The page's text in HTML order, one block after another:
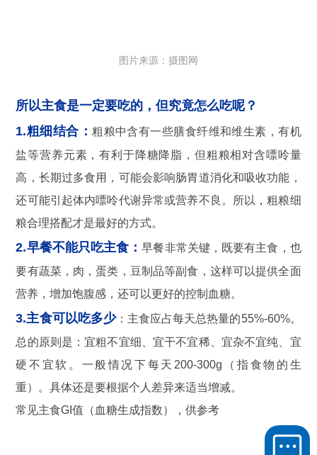
图片来源：摄图网
所以主食是一定要吃的，但究竟怎么吃呢？
1.粗细结合：粗粮中含有一些膳食纤维和维生素，有机
盐等营养元素，有利于降糖降脂，但粗粮相对含嘌呤量
高，长期过多食用，可能会影响肠胃道消化和吸收功能，
还可能引起体内嘌呤代谢异常或营养不良。所以，粗粮细
粮合理搭配才是最好的方式。
2.早餐不能只吃主食：早餐非常关键，既要有主食，也
要有蔬菜，肉，蛋类，豆制品等副食，这样可以提供全面
营养，增加饱腹感，还可以更好的控制血糖。
3.主食可以吃多少：主食应占每天总热量的55%-60%。
总的原则是：宜粗不宜细、宜干不宜稀、宜杂不宜纯、宜
硬不宜软。一般情况下每天200-300g（指食物的生
重）。具体还是要根据个人差异来适当增减。
常见主食GI值（血糖生成指数），供参考